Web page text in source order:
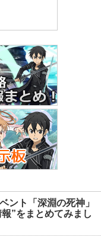
ント「深淵の死神」
”をまとめてみまし